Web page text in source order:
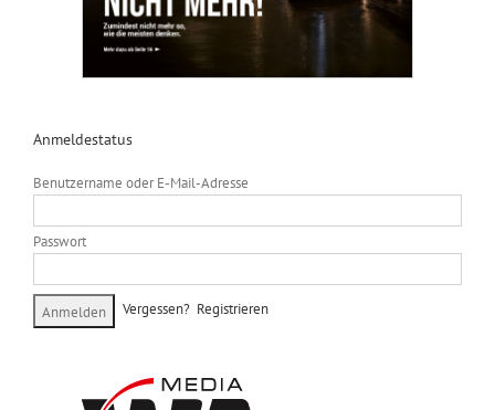
Anmeldestatus
Benutzername oder E-Mail-Adresse
Passwort
Vergessen? Registrieren